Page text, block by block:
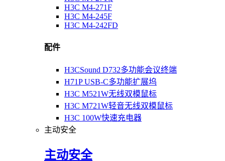
H3C M4-271F
H3C M4-245F
H3C M4-242FD
配件
H3CSound D732多功能会议终端
H71P USB-C多功能扩展坞
H3C M521W无线双模鼠标
H3C M721W轻音无线双模鼠标
H3C 100W快速充电器
主动安全
主动安全